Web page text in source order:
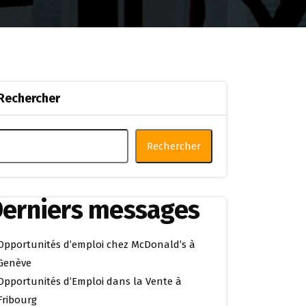
Rechercher
messages
d’emploi chez McDonald’s à
d’Emploi dans la Vente à